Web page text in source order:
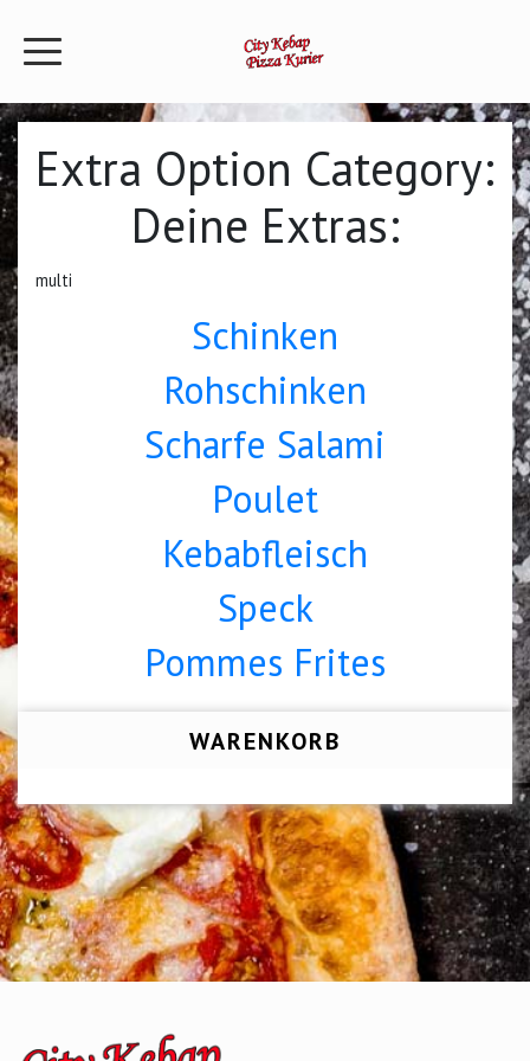
Extra Option Category:
Deine Extras:
multi
Schinken
Rohschinken
Scharfe Salami
Poulet
Kebabfleisch
Speck
Pommes Frites
WARENKORB